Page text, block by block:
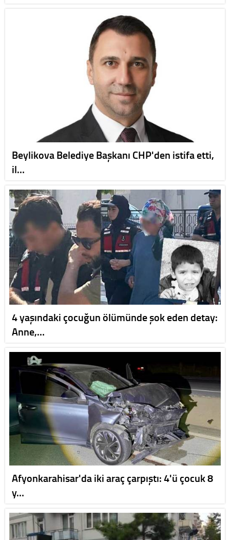
Beylikova Belediye Başkanı CHP'den istifa etti,
il…
4 yaşındaki çocuğun ölümünde şok eden detay:
Anne,…
Afyonkarahisar'da iki araç çarpıştı: 4'ü çocuk 8
y…